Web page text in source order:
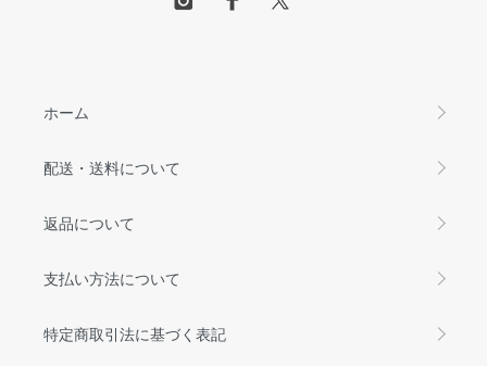
ホーム
配送・送料について
返品について
支払い方法について
特定商取引法に基づく表記